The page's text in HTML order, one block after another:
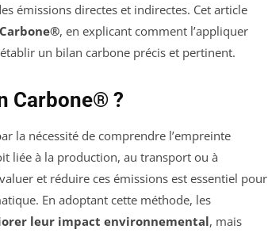
émissions directes et indirectes. Cet article
, en explicant comment l’appliquer
un bilan carbone précis et pertinent.
Carbone® ?
la nécessité de comprendre l’empreinte
liée à la production, au transport ou à
et réduire ces émissions est essentiel pour
En adoptant cette méthode, les
leur impact environnemental, mais